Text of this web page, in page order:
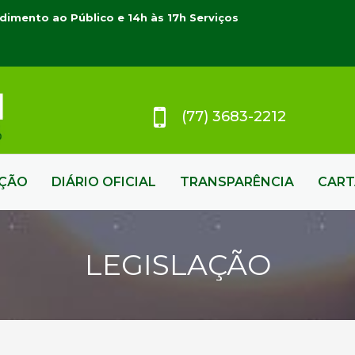
ao Público e 14h às 17h Serviços
(77) 3683-2212
DIÁRIO OFICIAL TRANSPARÊNCIA
LEGISLAÇÃO